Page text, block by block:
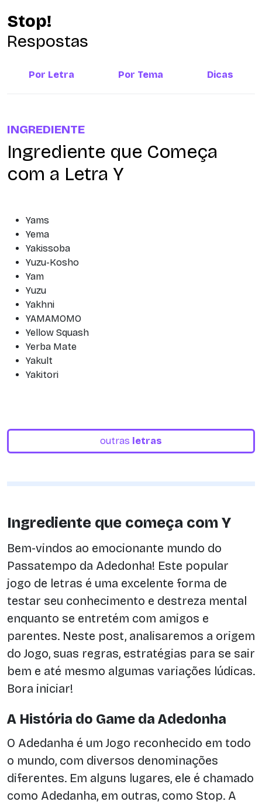
Stop!
Respostas
Por Letra Por Tema Dicas
INGREDIENTE
Ingrediente que Começa
com a Letra Y
Yams
Yema
Yakissoba
Yuzu-Kosho
Yam
Yuzu
Yakhni
YAMAMOMO
Yellow Squash
Yerba Mate
Yakult
Yakitori
outras letras
Ingrediente que começa com Y
Bem-vindos ao emocionante mundo do
Passatempo da Adedonha! Este popular
jogo de letras é uma excelente forma de
testar seu conhecimento e destreza mental
enquanto se entretém com amigos e
parentes. Neste post, analisaremos a origem
do Jogo, suas regras, estratégias para se sair
bem e até mesmo algumas variações lúdicas.
Bora iniciar!
A História do Game da Adedonha
O Adedanha é um Jogo reconhecido em todo
o mundo, com diversos denominações
diferentes. Em alguns lugares, ele é chamado
como Adedanha, em outras, como Stop. A